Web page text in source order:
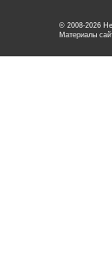
© 2008-2026
Материалы